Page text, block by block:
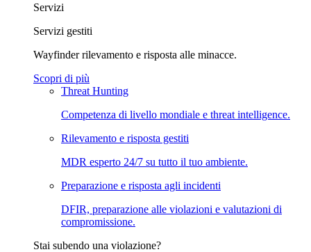
Servizi
Servizi gestiti
Wayfinder rilevamento e risposta alle minacce.
Scopri di più
Threat Hunting
Competenza di livello mondiale e threat intelligence.
Rilevamento e risposta gestiti
MDR esperto 24/7 su tutto il tuo ambiente.
Preparazione e risposta agli incidenti
DFIR, preparazione alle violazioni e valutazioni di
compromissione.
Stai subendo una violazione?